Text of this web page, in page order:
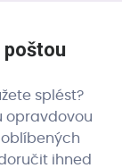
poštou
splést?
opravdovou
ihned